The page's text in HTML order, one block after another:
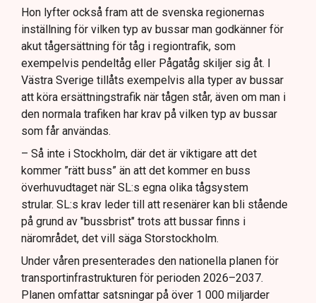
Hon lyfter också fram att de svenska regionernas
inställning för vilken typ av bussar man godkänner för
akut tågersättning för tåg i regiontrafik, som
exempelvis pendeltåg eller Pågatåg skiljer sig åt. I
Västra Sverige tillåts exempelvis alla typer av bussar
att köra ersättningstrafik när tågen står, även om man i
den normala trafiken har krav på vilken typ av bussar
som får användas.
– Så inte i Stockholm, där det är viktigare att det
kommer ”rätt buss” än att det kommer en buss
överhuvudtaget när SL:s egna olika tågsystem
strular. SL:s krav leder till att resenärer kan bli stående
på grund av "bussbrist" trots att bussar finns i
närområdet, det vill säga Storstockholm.
Under våren presenterades den nationella planen för
transportinfrastrukturen för perioden 2026–2037.
Planen omfattar satsningar på över 1 000 miljarder